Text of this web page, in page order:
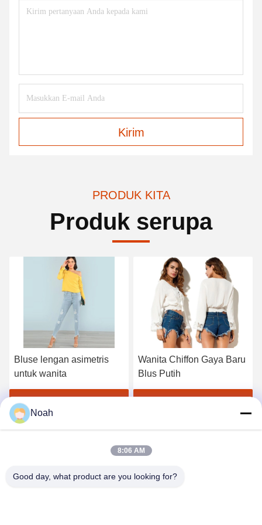
Kirim
PRODUK KITA
Produk serupa
Bluse lengan asimetris
untuk wanita
Dapatkan Harga Terbaik
Wanita Chiffon Gaya Baru
Blus Putih
Noah
8:06 AM
Good day, what product are you looking for?